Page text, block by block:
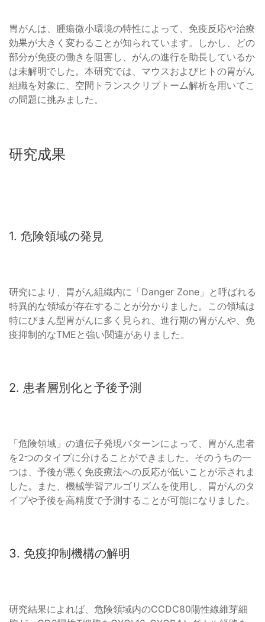
胃がんは、腫瘍微小環境の特性によって、免疫反応や治療
効果が大きく変わることが知られています。しかし、どの
部分が免疫の働きを阻害し、がんの進行を助長しているか
は未解明でした。本研究では、マウスおよびヒトの胃がん
組織を対象に、空間トランスクリプトーム解析を用いてこ
の問題に挑みました。
研究成果
1. 危険領域の発見
研究により、胃がん組織内に「Danger Zone」と呼ばれる
特異的な領域が存在することが分かりました。この領域は
特にびまん型胃がんに多く見られ、進行期の胃がんや、免
疫抑制的なTMEと強い関連がありました。
2. 患者層別化と予後予測
「危険領域」の遺伝子発現パターンによって、胃がん患者
を2つのタイプに分けることができました。そのうちの一
つは、予後が悪く免疫療法への反応が低いことが示されま
した。また、機械学習アルゴリズムを使用し、胃がんのタ
イプや予後を高精度で予測することが可能になりました。
3. 免疫抑制機構の解明
研究結果によれば、危険領域内のCCDC80陽性線維芽細